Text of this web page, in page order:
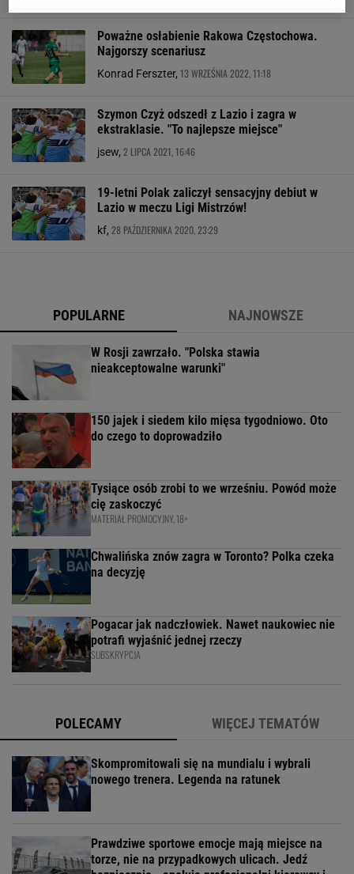
Poważne osłabienie Rakowa Częstochowa.
Najgorszy scenariusz
Konrad Ferszter, 13 WRZEŚNIA 2022, 11:18
Szymon Czyż odszedł z Lazio i zagra w
ekstraklasie. "To najlepsze miejsce"
jsew, 2 LIPCA 2021, 16:46
19-letni Polak zaliczył sensacyjny debiut w
Lazio w meczu Ligi Mistrzów!
kf, 28 PAŹDZIERNIKA 2020, 23:29
POPULARNE NAJNOWSZE
W Rosji zawrzało. "Polska stawia
nieakceptowalne warunki"
150 jajek i siedem kilo mięsa tygodniowo. Oto
do czego to doprowadziło
Tysiące osób zrobi to we wrześniu. Powód może
cię zaskoczyć
MATERIAŁ PROMOCYJNY, 18+
Chwalińska znów zagra w Toronto? Polka czeka
na decyzję
Pogacar jak nadczłowiek. Nawet naukowiec nie
potrafi wyjaśnić jednej rzeczy
SUBSKRYPCJA
POLECAMY WIĘCEJ TEMATÓW
Skompromitowali się na mundialu i wybrali
nowego trenera. Legenda na ratunek
Prawdziwe sportowe emocje mają miejsce na
torze, nie na przypadkowych ulicach. Jedź